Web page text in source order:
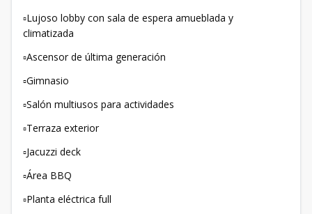
▫️Lujoso lobby con sala de espera amueblada y
climatizada
▫️Ascensor de última generación
▫️Gimnasio
▫️Salón multiusos para actividades
▫️Terraza exterior
▫️Jacuzzi deck
▫️Área BBQ
▫️Planta eléctrica full